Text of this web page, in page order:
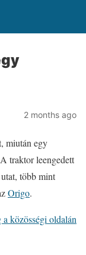
2 months ago
miután egy
traktor leengedett
több mint
Origo.
a közösségi oldalán